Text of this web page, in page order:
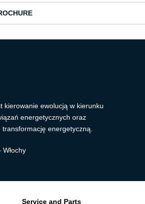
kierowanie ewolucją w kierunku
energetycznych oraz
energetyczną.
Service and Parts